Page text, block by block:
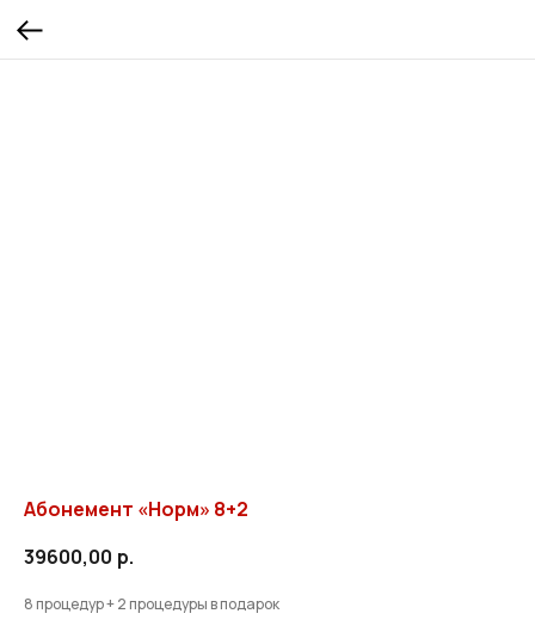
Абонемент «Норм» 8+2
39600,00 р.
8 процедур + 2 процедуры в подарок